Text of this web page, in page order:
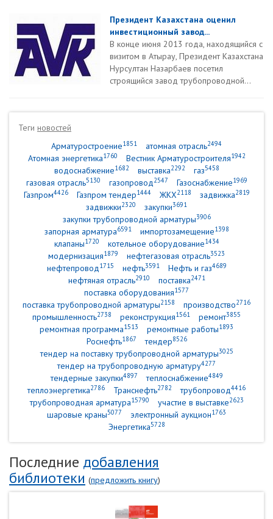
Президент Казахстана оценил
инвестиционный завод...
В конце июня 2013 года, находящийся с
визитом в Атырау, Президент Казахстана
Нурсултан Назарбаев посетил
строящийся завод трубопроводной...
Теги новостей
Арматуростроение1851 атомная отрасль2494
Атомная энергетика1760 Вестник Арматуростроителя1942
водоснабжение1682 выставка2292 газ5458
газовая отрасль5130 газопровод2547 Газоснабжение1969
Газпром4426 Газпром тендер1444 ЖКХ2118 задвижка2819
задвижки2320 закупки3691
закупки трубопроводной арматуры3906
запорная арматура6591 импортозамещение1398
клапаны1720 котельное оборудование1434
модернизация1879 нефтегазовая отрасль3523
нефтепровод1715 нефть3591 Нефть и газ4689
нефтяная отрасль2910 поставка2471
поставка оборудования1577
поставка трубопроводной арматуры2158 производство2716
промышленность2738 реконструкция1561 ремонт3855
ремонтная программа1513 ремонтные работы1893
Роснефть1867 тендер8526
тендер на поставку трубопроводной арматуры3025
тендер на трубопроводную арматуру4277
тендерные закупки4897 теплоснабжение4849
теплоэнергетика2786 Транснефть2782 трубопровод4416
трубопроводная арматура15790 участие в выставке2623
шаровые краны5077 электронный аукцион1763
Энергетика5728
Последние добавления
библиотеки (предложить книгу)